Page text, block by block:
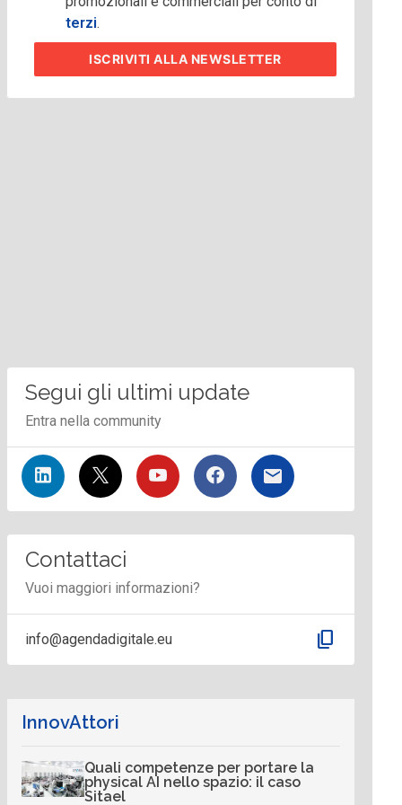
terzi.
ISCRIVITIALLA NEWSLETTER
Segui gli ultimi update
Entra nella community
Contattaci
Vuoi maggiori informazioni?
info@agendadigitale.eu content_copy
InnovAttori
Quali competenze per portare la
physical AI nello spazio: il caso
Sitael